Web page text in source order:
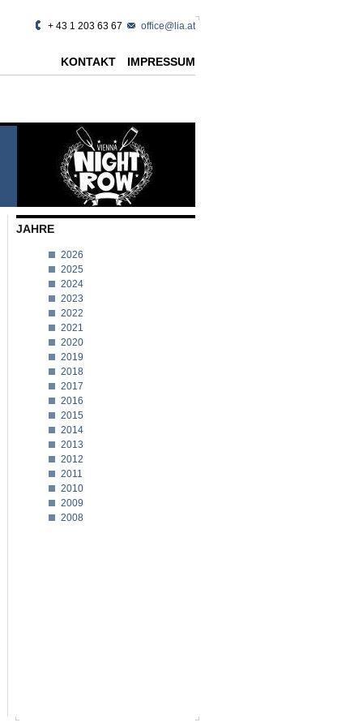
+ 43 1 203 63 67 office@lia.at
KONTAKT IMPRESSUM
JAHRE
2026
2025
2024
2023
2022
2021
2020
2019
2018
2017
2016
2015
2014
2013
2012
2011
2010
2009
2008